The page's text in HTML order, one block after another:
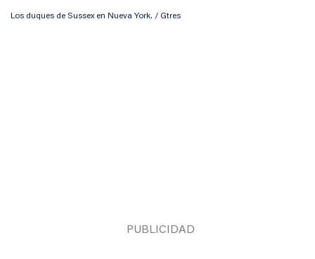
Los duques de Sussex en Nueva York. / Gtres